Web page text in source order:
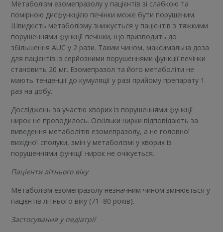
Метаболізм езомепразолу у пацієнтів зі слабкою та
помірною дисфункцією печінки може бути порушеним.
Швидкість метаболізму знижується у пацієнтів з тяжкими
порушеннями функції печінки, що призводить до
збільшення AUC у 2 рази. Таким чином, максимальна доза
для пацієнтів із серйозними порушеннями функції печінки
становить 20 мг. Езомепразол та його метаболіти не
мають тенденції до кумуляції у разі прийому препарату 1
раз на добу.
Досліджень за участю хворих із порушеннями функції
нирок не проводилось. Оскільки нирки відповідають за
виведення метаболітів езомепразолу, а не головної
вихідної сполуки, змін у метаболізмі у хворих із
порушеннями функції нирок не очікується.
Пацієнти літнього віку
Метаболізм езомепразолу незначним чином змінюється у
пацієнтів літнього віку (71–80 років).
Застосування у педіатрії